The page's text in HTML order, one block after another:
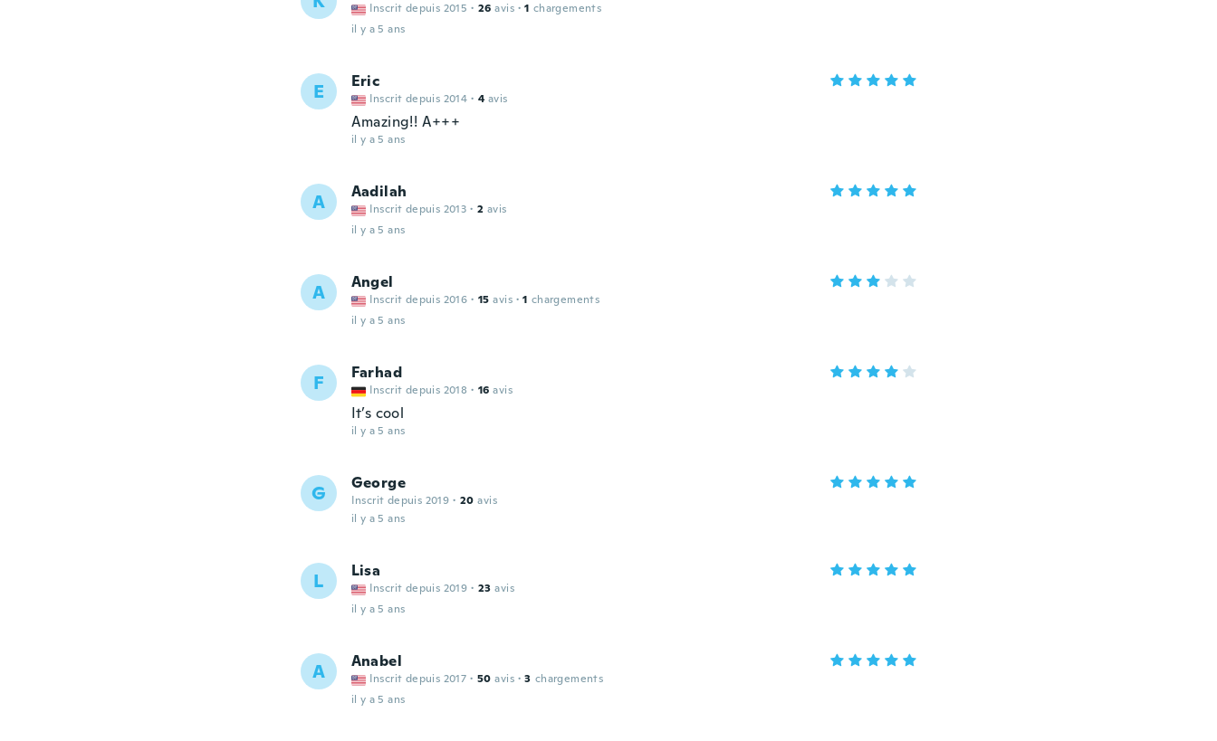
Inscrit depuis 2015 · 26 avis · 1 chargements
il y a 5 ans
E Eric
Inscrit depuis 2014 · 4 avis
Amazing!! A+++
il y a 5 ans
A Aadilah
Inscrit depuis 2013 · 2 avis
il y a 5 ans
A Angel
Inscrit depuis 2016 · 15 avis · 1 chargements
il y a 5 ans
F Farhad
Inscrit depuis 2018 · 16 avis
It’s cool
il y a 5 ans
G George
Inscrit depuis 2019 · 20 avis
il y a 5 ans
L Lisa
Inscrit depuis 2019 · 23 avis
il y a 5 ans
A Anabel
Inscrit depuis 2017 · 50 avis · 3 chargements
il y a 5 ans